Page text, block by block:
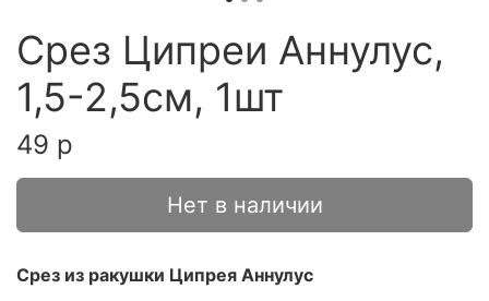
Срез Ципреи Аннулус,
1,5-2,5см, 1шт
49 р
Нет в наличии
Срез из ракушки Ципрея Аннулус